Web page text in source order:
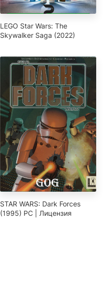
LEGO Star Wars: The
Skywalker Saga (2022)
STAR WARS: Dark Forces
(1995) PC | Лицензия